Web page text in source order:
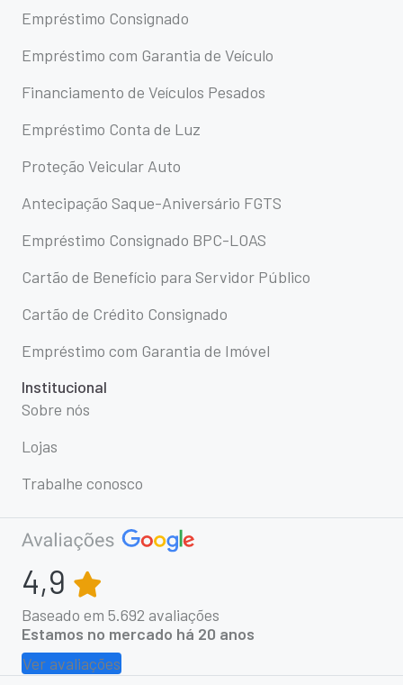
Empréstimo Consignado
Empréstimo com Garantia de Veículo
Financiamento de Veículos Pesados
Empréstimo Conta de Luz
Proteção Veicular Auto
Antecipação Saque-Aniversário FGTS
Empréstimo Consignado BPC-LOAS
Cartão de Benefício para Servidor Público
Cartão de Crédito Consignado
Empréstimo com Garantia de Imóvel
Institucional
Sobre nós
Lojas
Trabalhe conosco
4,9
Baseado em 5.692 avaliações
Estamos no mercado há 20 anos
Ver avaliações